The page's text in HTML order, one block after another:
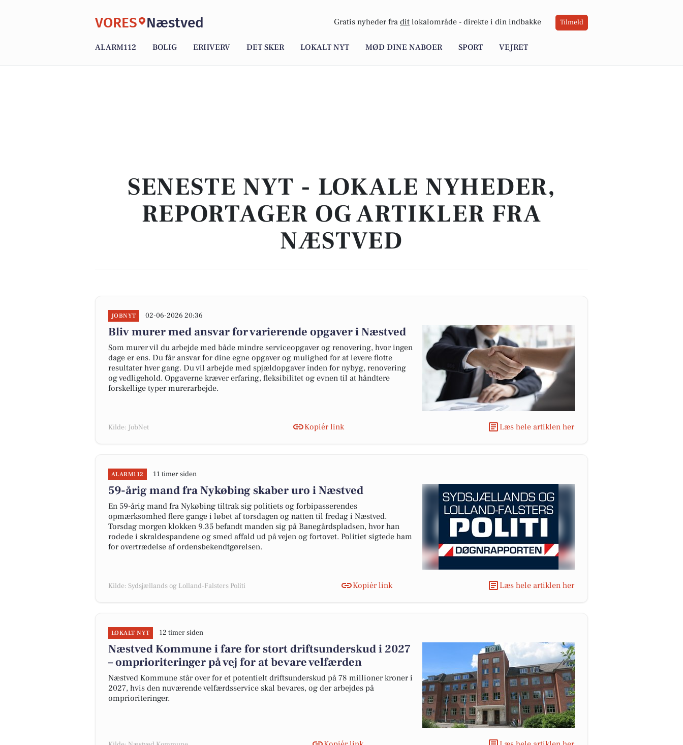
VORES Næstved Gratis nyheder fra dit lokalområde - direkte i din indbakke Tilmeld
ALARM112 BOLIG ERHVERV DET SKER LOKALT NYT MØD DINE NABOER SPORT VEJRET
SENESTE NYT - LOKALE NYHEDER,
REPORTAGER OG ARTIKLER FRA
NÆSTVED
JOBNYT 02-06-2026 20:36
Bliv murer med ansvar for varierende opgaver i Næstved
Som murer vil du arbejde med både mindre serviceopgaver og renovering, hvor ingen
dage er ens. Du får ansvar for dine egne opgaver og mulighed for at levere flotte
resultater hver gang. Du vil arbejde med spjældopgaver inden for nybyg, renovering
og vedligehold. Opgaverne kræver erfaring, fleksibilitet og evnen til at håndtere
forskellige typer murerarbejde.
Kilde: JobNet Kopiér link Læs hele artiklen her
ALARM112 11 timer siden
59-årig mand fra Nykøbing skaber uro i Næstved
En 59-årig mand fra Nykøbing tiltrak sig politiets og forbipasserendes
opmærksomhed flere gange i løbet af torsdagen og natten til fredag i Næstved.
Torsdag morgen klokken 9.35 befandt manden sig på Banegårdspladsen, hvor han
rodede i skraldespandene og smed affald ud på vejen og fortovet. Politiet sigtede ham
for overtrædelse af ordensbekendtgørelsen.
Kilde: Sydsjællands og Lolland-Falsters Politi Kopiér link Læs hele artiklen her
LOKALT NYT 12 timer siden
Næstved Kommune i fare for stort driftsunderskud i 2027
– omprioriteringer på vej for at bevare velfærden
Næstved Kommune står over for et potentielt driftsunderskud på 78 millioner kroner i
2027, hvis den nuværende velfærdsservice skal bevares, og der arbejdes på
omprioriteringer.